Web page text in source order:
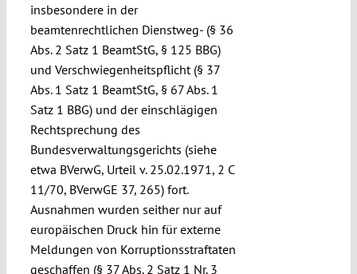
insbesondere in der
beamtenrechtlichen Dienstweg- (§ 36
Abs. 2 Satz 1 BeamtStG, § 125 BBG)
und Verschwiegenheitspflicht (§ 37
Abs. 1 Satz 1 BeamtStG, § 67 Abs. 1
Satz 1 BBG) und der einschlägigen
Rechtsprechung des
Bundesverwaltungsgerichts (siehe
etwa BVerwG, Urteil v. 25.02.1971, 2 C
11/70, BVerwGE 37, 265) fort.
Ausnahmen wurden seither nur auf
europäischen Druck hin für externe
Meldungen von Korruptionsstraftaten
geschaffen (§ 37 Abs. 2 Satz 1 Nr. 3